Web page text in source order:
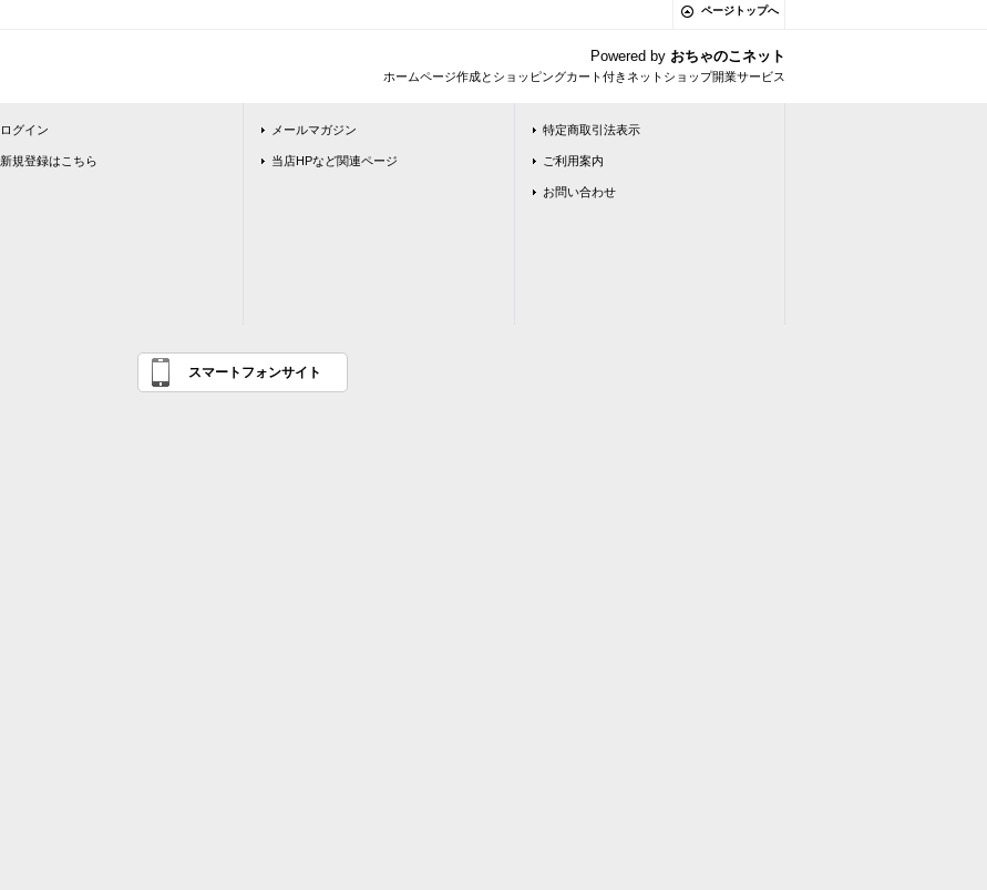
ページトップへ
Powered by おちゃのこネット
ホームページ作成とショッピングカート付きネットショップ開業サービス
ログイン
新規登録はこちら
メールマガジン
当店HPなど関連ページ
特定商取引法表示
ご利用案内
お問い合わせ
スマートフォンサイト